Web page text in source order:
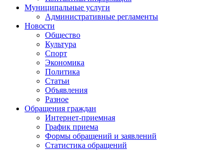
Муниципальные услуги
Административные регламенты
Новости
Общество
Культура
Спорт
Экономика
Политика
Статьи
Объявления
Разное
Обращения граждан
Интернет-приемная
График приема
Формы обращений и заявлений
Статистика обращений